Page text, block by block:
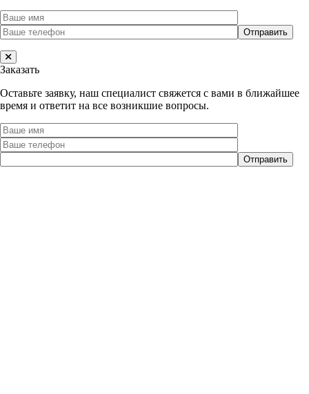
Заказать
Оставьте заявку, наш специалист свяжется с вами в ближайшее
время и ответит на все возникшие вопросы.